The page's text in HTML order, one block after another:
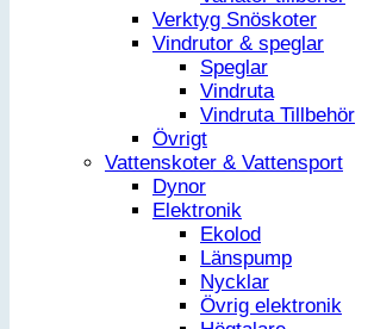
Verktyg Snöskoter
Vindrutor & speglar
Speglar
Vindruta
Vindruta Tillbehör
Övrigt
Vattenskoter & Vattensport
Dynor
Elektronik
Ekolod
Länspump
Nycklar
Övrig elektronik